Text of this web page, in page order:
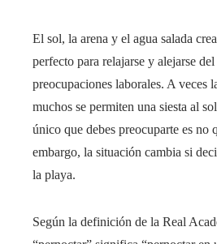
El sol, la arena y el agua salada
perfecto para relajarse y alejarse
preocupaciones laborales. A veces
muchos se permiten una siesta al
único que debes preocuparte es no
embargo, la situación cambia si
la playa.
Según la definición de la Real